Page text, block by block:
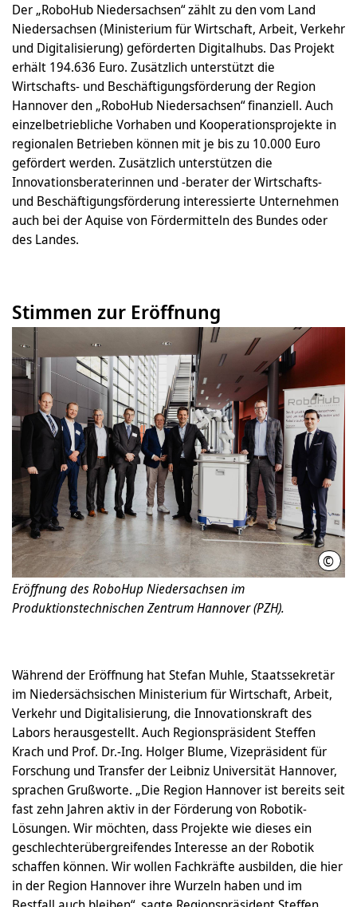
Der „RoboHub Niedersachsen“ zählt zu den vom Land
Niedersachsen (Ministerium für Wirtschaft, Arbeit, Verkehr
und Digitalisierung) geförderten Digitalhubs. Das Projekt
erhält 194.636 Euro. Zusätzlich unterstützt die
Wirtschafts- und Beschäftigungsförderung der Region
Hannover den „RoboHub Niedersachsen“ finanziell. Auch
einzelbetriebliche Vorhaben und Kooperationsprojekte in
regionalen Betrieben können mit je bis zu 10.000 Euro
gefördert werden. Zusätzlich unterstützen die
Innovationsberaterinnen und -berater der Wirtschafts-
und Beschäftigungsförderung interessierte Unternehmen
auch bei der Aquise von Fördermitteln des Bundes oder
des Landes.
Stimmen zur Eröffnung
© Leo
Eröffnung des RoboHup Niedersachsen im
Produktionstechnischen Zentrum Hannover (PZH).
Während der Eröffnung hat Stefan Muhle, Staatssekretär
im Niedersächsischen Ministerium für Wirtschaft, Arbeit,
Verkehr und Digitalisierung, die Innovationskraft des
Labors herausgestellt. Auch Regionspräsident Steffen
Krach und Prof. Dr.-Ing. Holger Blume, Vizepräsident für
Forschung und Transfer der Leibniz Universität Hannover,
sprachen Grußworte. „Die Region Hannover ist bereits seit
fast zehn Jahren aktiv in der Förderung von Robotik-
Lösungen. Wir möchten, dass Projekte wie dieses ein
geschlechterübergreifendes Interesse an der Robotik
schaffen können. Wir wollen Fachkräfte ausbilden, die hier
in der Region Hannover ihre Wurzeln haben und im